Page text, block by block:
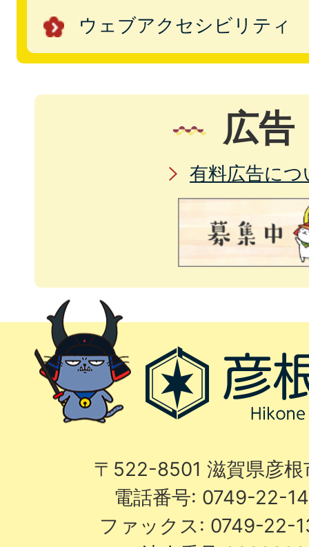
ウェブアクセシビリティ
広告
有料広告につ
〒522-8501 滋賀県彦
電話番号: 0749-22-
ファックス: 0749-22-